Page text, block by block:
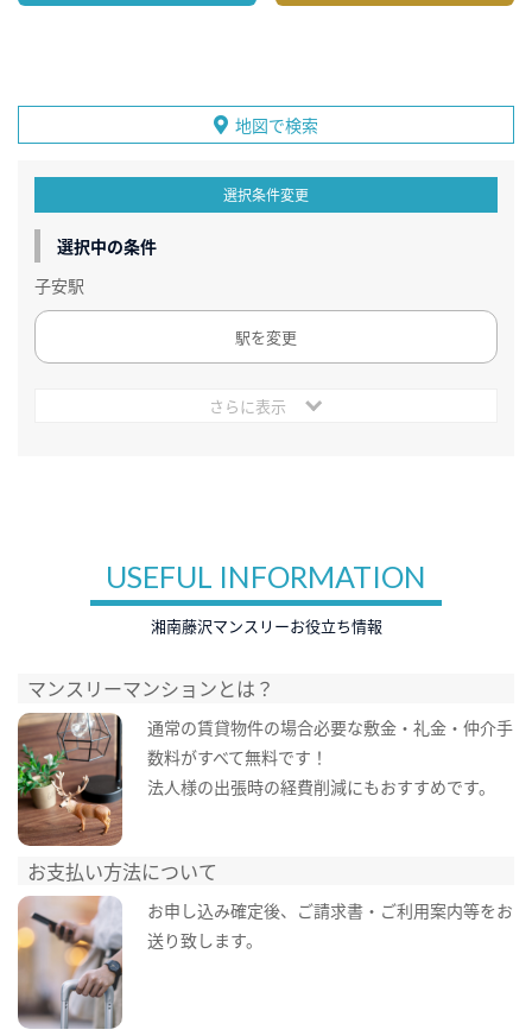
地図で検索
選択条件変更
選択中の条件
子安駅
駅を変更
さらに表示
USEFUL INFORMATION
湘南藤沢マンスリーお役立ち情報
マンスリーマンションとは？
通常の賃貸物件の場合必要な敷金・礼金・仲介手
数料がすべて無料です！
法人様の出張時の経費削減にもおすすめです。
お支払い方法について
お申し込み確定後、ご請求書・ご利用案内等をお
送り致します。